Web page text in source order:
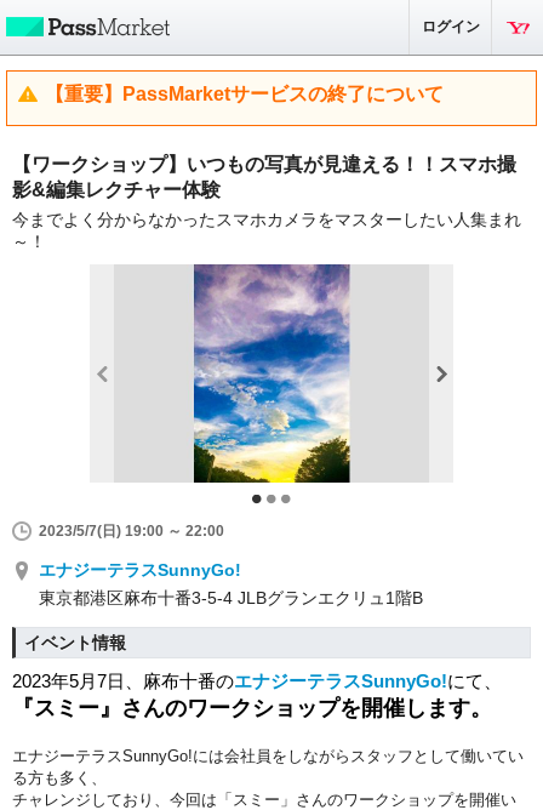
ログイン
【重要】PassMarketサービスの終了について
【ワークショップ】いつもの写真が見違える！！スマホ撮
影&編集レクチャー体験
今までよく分からなかったスマホカメラをマスターしたい人集まれ
～！
2023/5/7(日) 19:00 ～ 22:00
エナジーテラスSunnyGo!
東京都港区麻布十番3-5-4 JLBグランエクリュ1階B
イベント情報
2023年5月7日、麻布十番のエナジーテラスSunnyGo!にて、
『スミー』さんのワークショップを 開催します。
エナジーテラスSunnyGo!には会社員をしながらスタッフとして働いてい
る方も多く、
チャレンジしており、今回は「スミー」さんのワークショップを開催い